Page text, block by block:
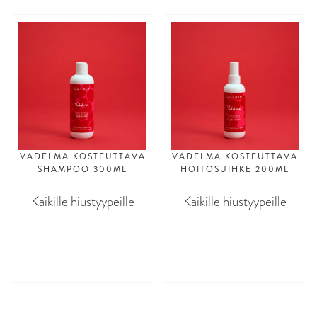
VADELMA KOSTEUTTAVA
SHAMPOO 300ML
Kaikille hiustyypeille
VADELMA KOSTEUTTAVA
HOITOSUIHKE 200ML
Kaikille hiustyypeille